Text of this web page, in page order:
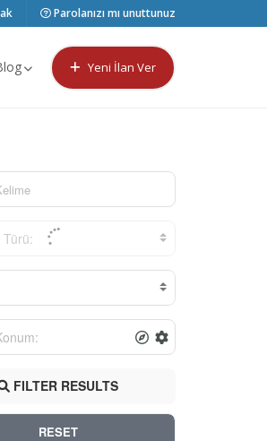
Parolanızı mı unuttunuz
Yeni İlan Ver
FILTER RESULTS
RESET